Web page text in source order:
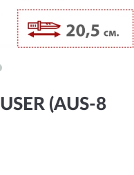
(AUS-8